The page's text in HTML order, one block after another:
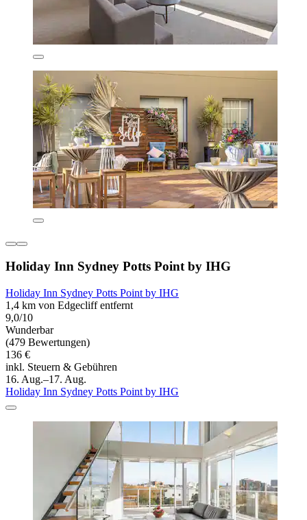
Holiday Inn Sydney Potts Point by IHG
Holiday Inn Sydney Potts Point by IHG
1,4 km von Edgecliff entfernt
9,0/10
Wunderbar
(479 Bewertungen)
136 €
inkl. Steuern & Gebühren
16. Aug.–17. Aug.
Holiday Inn Sydney Potts Point by IHG